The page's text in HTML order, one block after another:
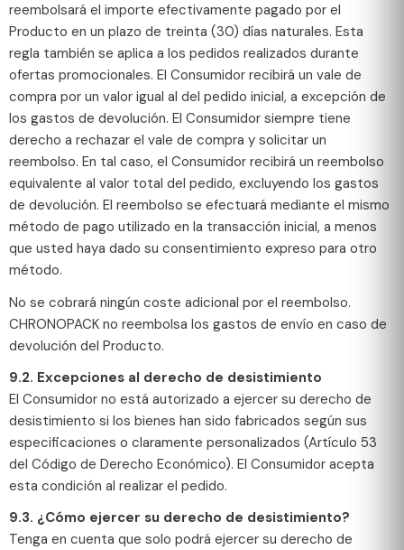
reembolsará el importe efectivamente pagado por el
Producto en un plazo de treinta (30) días naturales. Esta
regla también se aplica a los pedidos realizados durante
ofertas promocionales. El Consumidor recibirá un vale de
compra por un valor igual al del pedido inicial, a excepción de
los gastos de devolución. El Consumidor siempre tiene
derecho a rechazar el vale de compra y solicitar un
reembolso. En tal caso, el Consumidor recibirá un reembolso
equivalente al valor total del pedido, excluyendo los gastos
de devolución. El reembolso se efectuará mediante el mismo
método de pago utilizado en la transacción inicial, a menos
que usted haya dado su consentimiento expreso para otro
método.
No se cobrará ningún coste adicional por el reembolso.
CHRONOPACK no reembolsa los gastos de envío en caso de
devolución del Producto.
9.2. Excepciones al derecho de desistimiento
El Consumidor no está autorizado a ejercer su derecho de
desistimiento si los bienes han sido fabricados según sus
especificaciones o claramente personalizados (Artículo 53
del Código de Derecho Económico). El Consumidor acepta
esta condición al realizar el pedido.
9.3. ¿Cómo ejercer su derecho de desistimiento?
Tenga en cuenta que solo podrá ejercer su derecho de